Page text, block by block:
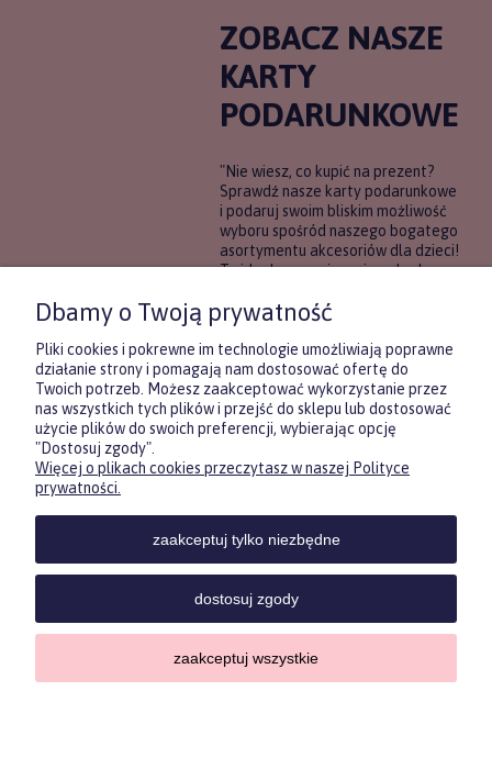
ZOBACZ NASZE
KARTY
PODARUNKOWE
"Nie wiesz, co kupić na prezent?
Sprawdź nasze karty podarunkowe
i podaruj swoim bliskim możliwość
wyboru spośród naszego bogatego
asortymentu akcesoriów dla dzieci!
To idealne rozwiązanie, gdy chcesz
pewności, co będzie najbardziej
trafione.
DOWIEDZ SIĘ WIĘCEJ
KONTAKTPOMOC MOJE
Sklep internetowy Shoper.pl
Zasubskrybuj nasz newsletter
i otrzymaj5% rabatu na pierwszyzakup.
Twój email
Dbamy o Twoją prywatność
Pliki cookies i pokrewne im technologie umożliwiają poprawne
działanie strony i pomagają nam dostosować ofertę do
Twoich potrzeb. Możesz zaakceptować wykorzystanie przez
nas wszystkich tych plików i przejść do sklepu lub dostosować
użycie plików do swoich preferencji, wybierając opcję
"Dostosuj zgody".
Więcej o plikach cookies przeczytasz w naszej Polityce
prywatności.
zaakceptuj tylko niezbędne
dostosuj zgody
zaakceptuj wszystkie